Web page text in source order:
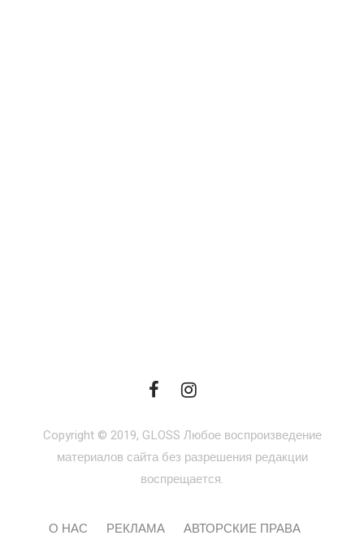
Copyright © 2019, GLOSS Любое воспроизведение
материалов сайта без разрешения редакции
воспрещается.
О НАС РЕКЛАМА АВТОРСКИЕ ПРАВА